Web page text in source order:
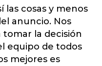
las cosas y menos
anuncio. Nos
tomar la decisión
equipo de todos
mejores es